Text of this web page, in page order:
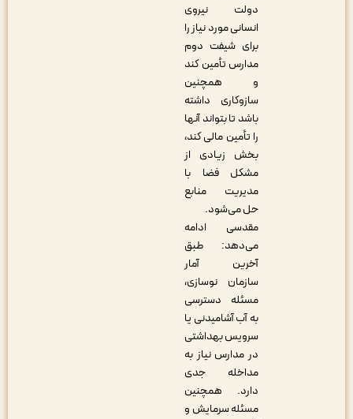
دولت نیروی
انسانی مورد نیاز را
برای شیفت دوم
مدارس تأمین کند
و همچنین
ساز‌وکاری داشته
باشد تا بتواند آنها
را تأمین مالی کند،
بخش زیادی از
مشکل فضا با
مدیریت منابع
حل می‌شود.
مقدسی ادامه
می‌دهد: طبق
آخرین آمار
سازمان نوسازی،
مسئله دسترسی
به آب آشامیدنی یا
سرویس بهداشتی
در مدارس نیاز به
مداخله جدی
دارد. همچنین
مسئله سرمایش و